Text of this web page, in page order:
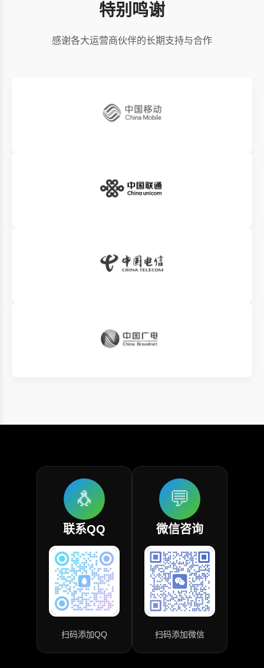
特别鸣谢
感谢各大运营商伙伴的长期支持与合作
🐧
联系QQ
扫码添加QQ
💬
微信咨询
扫码添加微信